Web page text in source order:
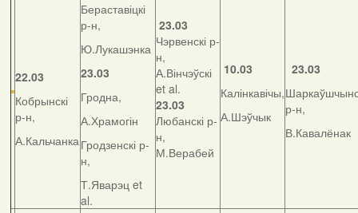
22.03
Кобрынскі
р-н,
А.Кальчанка
Бераставіцкі
р-н,
Ю.Лукашэнка
23.03
Гродна,
А.Храмогін
Гродзенскі р-
н,
Т.Яварэц et
al.
23.03
Чэрвенскі р-
н,
А.Вінчэўскі
et al.
23.03
Любанскі р-
н,
М.Верабей
10.03
Калінкавічы,
А.Шэўчык
23.03
р-н,
В.Кавалёнак